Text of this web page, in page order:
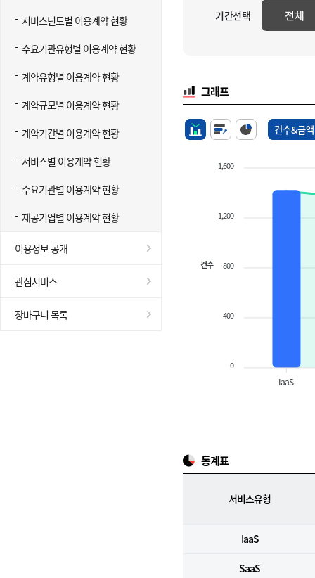
서비스년도별 이용계약 현황
수요기관유형별 이용계약 현황
계약유형별 이용계약 현황
계약규모별 이용계약 현황
계약기간별 이용계약 현황
서비스별 이용계약 현황
수요기관별 이용계약 현황
제공기업별 이용계약 현황
이용정보 공개
관심서비스
장바구니 목록
기간선택 전체
그래프
건수&금액
1,600
1,200
800
400
0
건수
IaaS
통계표
서비스유형
IaaS
SaaS